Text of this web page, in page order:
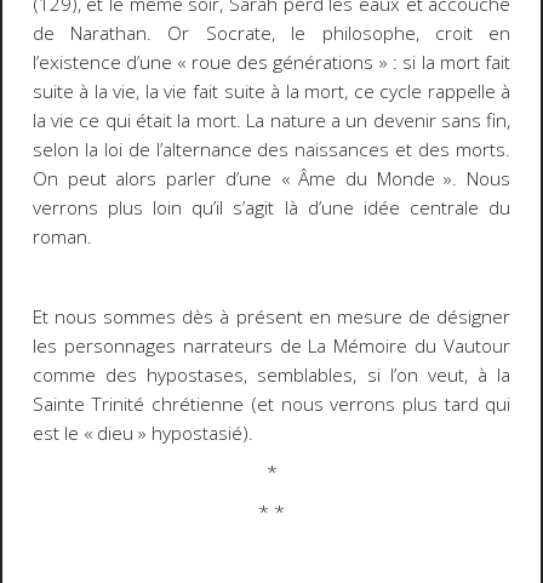
de Narathan. Or Socrate, le philosophe, croit en
l’existence d’une « roue des générations » : si la mort fait
suite à la vie, la vie fait suite à la mort, ce cycle rappelle à
la vie ce qui était la mort. La nature a un devenir sans fin,
selon la loi de l’alternance des naissances et des morts.
On peut alors parler d’une « Âme du Monde ». Nous
verrons plus loin qu’il s’agit là d’une idée centrale du
roman.
Et nous sommes dès à présent en mesure de désigner
les personnages narrateurs de La Mémoire du Vautour
comme des hypostases, semblables, si l’on veut, à la
Sainte Trinité chrétienne (et nous verrons plus tard qui
est le « dieu » hypostasié).
*
* *